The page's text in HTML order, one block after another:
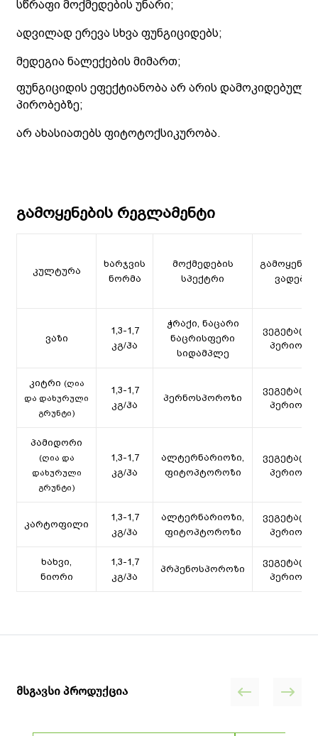
სწრაფი მოქმედების უნარი;
ადვილად ერევა სხვა ფუნგიციდებს;
მედეგია ნალექების მიმართ;
ფუნგიციდის ეფექტიანობა არ არის
პირობებზე;
არ ახასიათებს ფიტოტოქსიკურობა.
გამოყენების რეგლამენტი
კულტურა
ხარჯვის
ნორმა
მოქმედების
სპექტრი
ვადები
ვაზი
1,3-1,7
კგ/ჰა
ჭრაქი, ნაცარი
ნაცრისფერი
სიდამპლე
პერიოდი
კიტრი (ღია
და დახურული
გრუნტი)
1,3-1,7
კგ/ჰა
პერნოსპოროზი
პერიოდი
პამიდორი
(ღია და
დახურული
გრუნტი)
1,3-1,7
კგ/ჰა
ალტერნარიოზი,
ფიტოპტოროზი
პერიოდი
კარტოფილი
1,3-1,7
კგ/ჰა
ალტერნარიოზი,
ფიტოპტოროზი
პერიოდი
ხახვი,
ნიორი
1,3-1,7
კგ/ჰა
პრპენოსპოროზი
პერიოდი
მსგავსი პროდუქცია